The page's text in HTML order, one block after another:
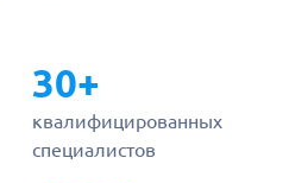
30+
квалифицированных
специалистов